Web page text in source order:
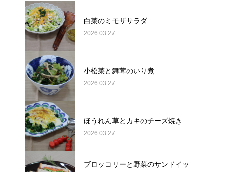
白菜のミモザサラダ
2026.03.27
小松菜と舞茸のいり煮
2026.03.27
ほうれん草とカキのチーズ焼き
2026.03.27
ブロッコリーと野菜のサンドイッ